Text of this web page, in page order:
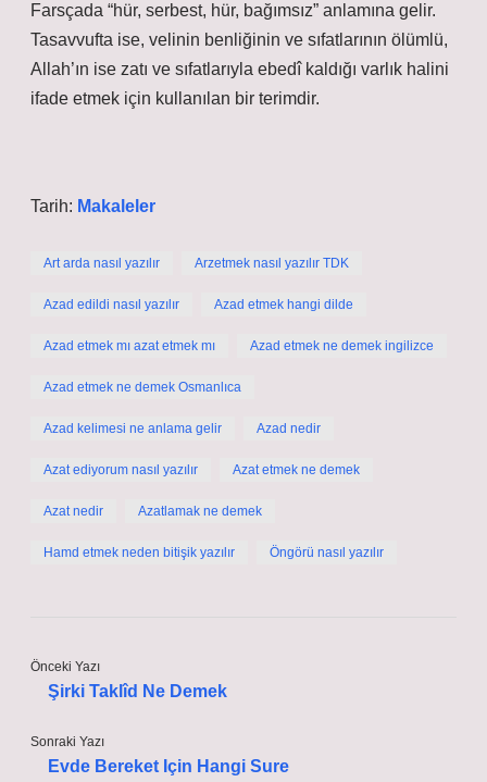
Farsçada “hür, serbest, hür, bağımsız” anlamına gelir.
Tasavvufta ise, velinin benliğinin ve sıfatlarının ölümlü,
Allah’ın ise zatı ve sıfatlarıyla ebedî kaldığı varlık halini
ifade etmek için kullanılan bir terimdir.
Tarih: Makaleler
Art arda nasıl yazılır Arzetmek nasıl yazılır TDK
Azad edildi nasıl yazılır Azad etmek hangi dilde
Azad etmek mı azat etmek mı Azad etmek ne demek ingilizce
Azad etmek ne demek Osmanlıca
Azad kelimesi ne anlama gelir Azad nedir
Azat ediyorum nasıl yazılır Azat etmek ne demek
Azat nedir Azatlamak ne demek
Hamd etmek neden bitişik yazılır Öngörü nasıl yazılır
Önceki Yazı
Şirki Taklîd Ne Demek
Sonraki Yazı
Evde Bereket Için Hangi Sure